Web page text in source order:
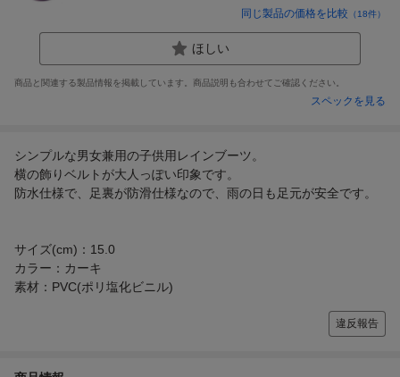
同じ製品の価格を比較 （18件）
ほしい
商品と関連する製品情報を掲載しています。商品説明も合わせてご確認ください。
スペックを見る
シンプルな男女兼用の子供用レインブーツ。
横の飾りベルトが大人っぽい印象です。
防水仕様で、足裏が防滑仕様なので、雨の日も足元が安全です。
サイズ(cm)：15.0
カラー：カーキ
素材：PVC(ポリ塩化ビニル)
違反報告